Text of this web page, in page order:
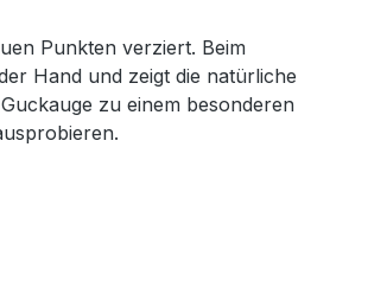
Punkten verziert. Beim
Hand und zeigt die natürliche
zu einem besonderen